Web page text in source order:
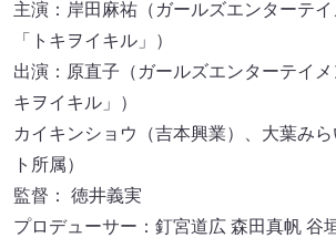
主演：岸田麻祐（ガールズエンターテイ
「トキヲイキル」）
出演：原直子（ガールズエンターテイ
キヲイキル」）
カイキンショウ（吉本興業）、大葉み
ト所属）
監督： 徳井義実
プロデューサー：釘宮道広 森田真帆 谷